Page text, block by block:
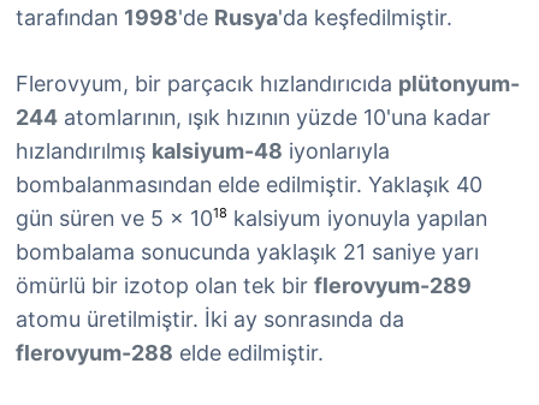
tarafından 1998'de Rusya'da keşfedilmiştir.
Flerovyum, bir parçacık hızlandırıcıda plütonyum-
244 atomlarının, ışık hızının yüzde 10'una kadar
hızlandırılmış kalsiyum-48 iyonlarıyla
bombalanmasından elde edilmiştir. Yaklaşık 40
gün süren ve 5 × 1018 kalsiyum iyonuyla yapılan
bombalama sonucunda yaklaşık 21 saniye yarı
ömürlü bir izotop olan tek bir flerovyum-289
atomu üretilmiştir. İki ay sonrasında da
flerovyum-288 elde edilmiştir.